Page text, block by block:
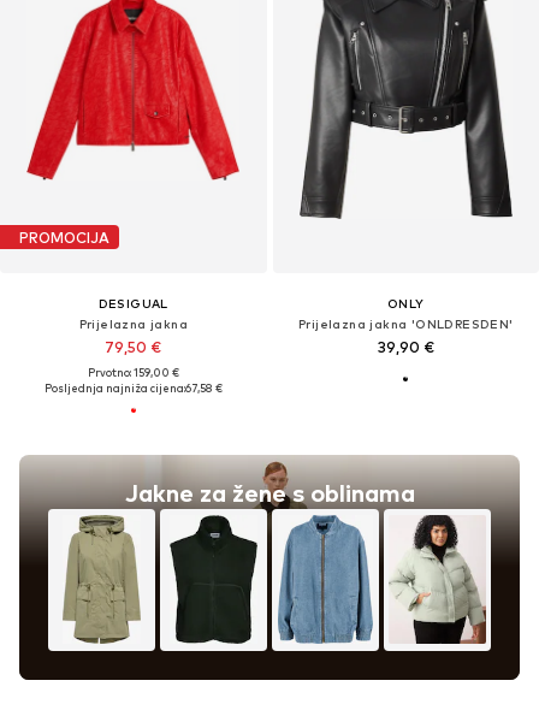
PROMOCIJA
DESIGUAL
Prijelazna jakna
79,50 €
Prvotno: 159,00 €
Posljednja najniža cijena:67,58 €
Jakne za žene s oblinama
ONLY
Prijelazna jakna 'ONLDRESDEN'
39,90 €